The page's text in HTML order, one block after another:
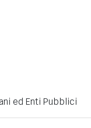
ed Enti Pubblici